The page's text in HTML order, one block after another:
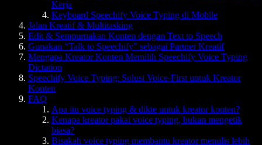
Kerja
Keyboard Speechify Voice Typing di Mobile
Jalan Kreatif & Multitasking
Edit & Sempurnakan Konten dengan Text to Speech
Gunakan “Talk to Speechify” sebagai Partner Kreatif
Mengapa Kreator Konten Memilih Speechify Voice Typing
Dictation
Speechify Voice Typing: Solusi Voice-First untuk Kreator
Konten
FAQ
Apa itu voice typing & dikte untuk kreator konten?
Kenapa kreator pakai voice typing, bukan mengetik
biasa?
Bisakah voice typing membantu kreator menulis lebih